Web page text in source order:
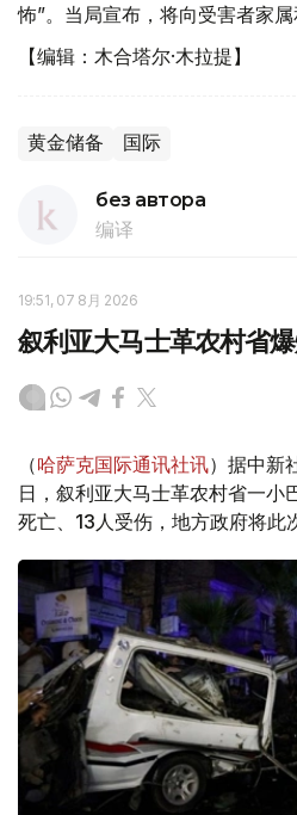
怖”。当局宣布，将向受害者家属
【编辑：木合塔尔·木拉提】
黄金储备 国际
без автора
编译
19:51, 07 8月 2026
叙利亚大马士革农村省
（哈萨克国际通讯社讯）据中新
日，叙利亚大马士革农村省一小
死亡、13人受伤，地方政府将此